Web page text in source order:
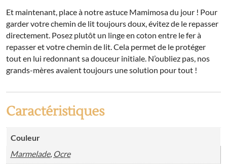
Et maintenant, place à notre astuce Mamimosa du jour ! Pour
garder votre chemin de lit toujours doux, évitez de le repasser
directement. Posez plutôt un linge en coton entre le fer à
repasser et votre chemin de lit. Cela permet de le protéger
tout en lui redonnant sa douceur initiale. N’oubliez pas, nos
grands-mères avaient toujours une solution pour tout !
Caractéristiques
Couleur
Marmelade, Ocre